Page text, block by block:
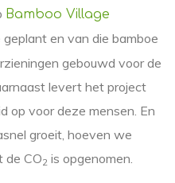
Bamboo Village
geplant en van die bamboe
gebouwd voor de
levert het project
op voor deze mensen. En
groeit, hoeven we
de CO2 is opgenomen.